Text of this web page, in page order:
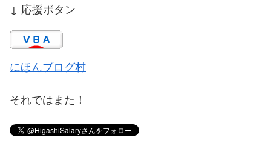
↓ 応援ボタン
にほんブログ村
それではまた！